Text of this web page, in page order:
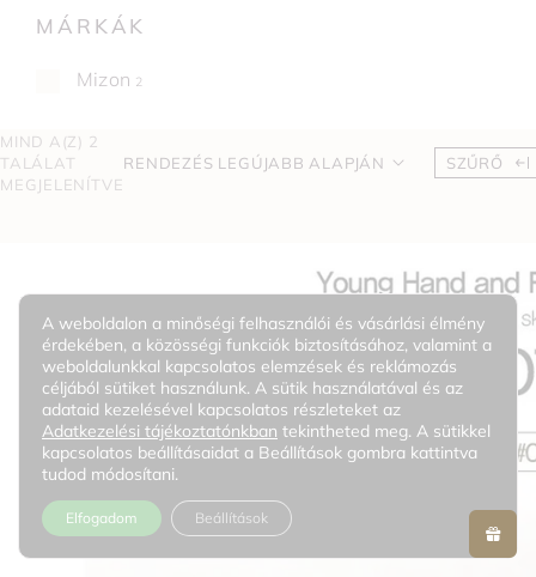
MÁRKÁK
Mizon 2
MIND A(Z) 2
TALÁLAT
MEGJELENÍTVE
RENDEZÉS LEGÚJABB ALAPJÁN SZŰRŐ
A weboldalon a minőségi felhasználói és vásárlási élmény
érdekében, a közösségi funkciók biztosításához, valamint a
weboldalunkkal kapcsolatos elemzések és reklámozás
céljából sütiket használunk. A sütik használatával és az
adataid kezelésével kapcsolatos részleteket az
Adatkezelési tájékoztatónkban tekintheted meg. A sütikkel
kapcsolatos beállításaidat a Beállítások gombra kattintva
tudod módosítani.
Elfogadom Beállítások